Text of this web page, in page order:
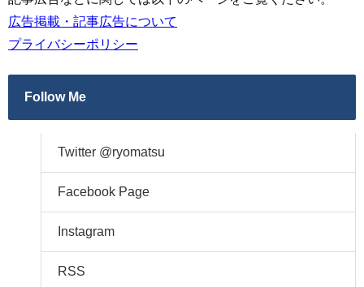
広告掲載・記事広告について
プライバシーポリシー
Follow Me
Twitter @ryomatsu
Facebook Page
Instagram
RSS